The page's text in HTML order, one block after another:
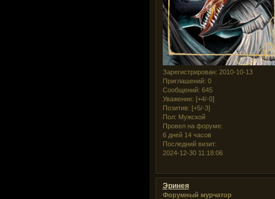
Зарегистрирован: 2010-10-13
Приглашений: 0
Сообщений: 645
Уважение: [+4/-0]
Позитив: [+5/-3]
Пол: Мужской
Провел на форуме:
6 дней 14 часов
Последний визит:
2024-12-30 11:18:06
Эринея
Форумный мурчатор